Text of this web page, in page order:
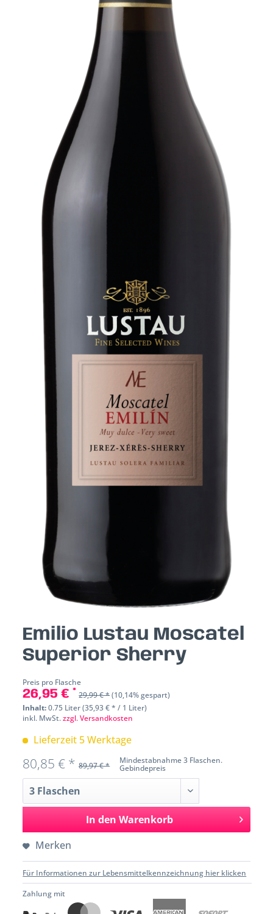
Emilio Lustau Moscatel
Superior Sherry
Preis pro Flasche
26,95 € * 29,99 € *(10,14% gespart)
Inhalt:0.75 Liter (35,93 € * / 1 Liter)
inkl. MwSt.zzgl. Versandkosten
Lieferzeit 5 Werktage
Mindestabnahme 3 Flaschen.
Gebindepreis
80,85 € * 89,97 € *
In den Warenkorb
Merken
Für Informationen zur Lebensmittelkennzeichnung hier klicken
Zahlung mit